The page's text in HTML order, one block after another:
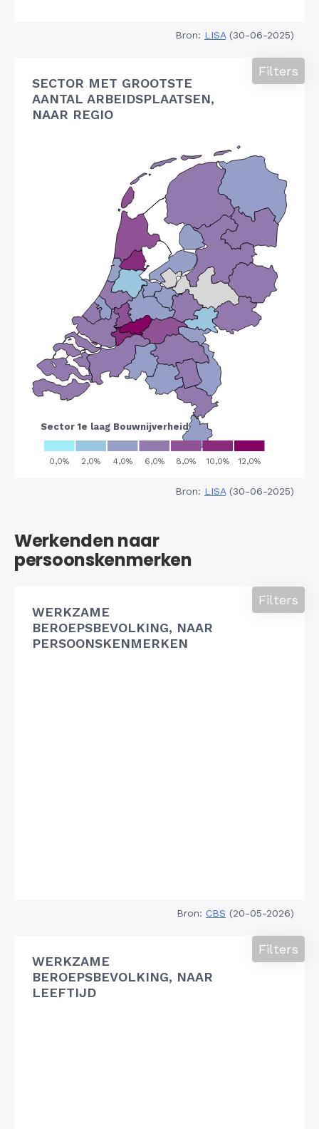
Bron: LISA(30-06-2025)
SECTOR MET GROOTSTE
AANTAL ARBEIDSPLAATSEN,
NAAR REGIO
Filters
Bron: LISA(30-06-2025)
Werkenden naar
persoonskenmerken
WERKZAME
BEROEPSBEVOLKING, NAAR
PERSOONSKENMERKEN
Filters
Bron: CBS (20-05-2026)
WERKZAME
BEROEPSBEVOLKING, NAAR
LEEFTIJD
Filters